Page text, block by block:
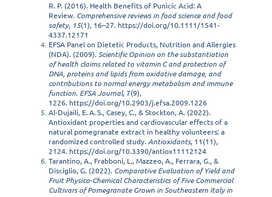
R. P. (2016). Health Benefits of Punicic Acid: A
Review. Comprehensive reviews in food science and food
safety, 15(1), 16–27. https://doi.org/10.1111/1541-
4337.12171
EFSA Panel on Dietetic Products, Nutrition and Allergies
(NDA). (2009).Scientific Opinion on the substantiation
of health claims related to vitamin C and protection of
DNA, proteins and lipids from oxidative damage, and
contributions to normal energy metabolism and immune
function. EFSA Journal, 7(9),
1226. https://doi.org/10.2903/j.efsa.2009.1226
Al‑Dujaili, E. A. S., Casey, C., & Stockton, A. (2022).
Antioxidant properties and cardiovascular effects of a
natural pomegranate extract in healthy volunteers: a
randomized controlled study. Antioxidants, 11(11),
2124. https://doi.org/10.3390/antiox11112124
Tarantino, A., Frabboni, L., Mazzeo, A., Ferrara, G., &
Disciglio, G. (2022). Comparative Evaluation of Yield and
Fruit Physico‑Chemical Characteristics of Five Commercial
Cultivars of Pomegranate Grown in Southeastern Italy in